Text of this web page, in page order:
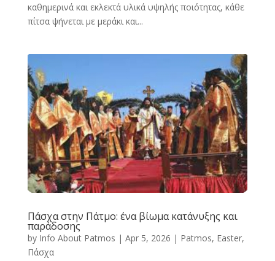
καθημερινά και εκλεκτά υλικά υψηλής ποιότητας, κάθε
πίτσα ψήνεται με μεράκι και...
Πάσχα στην Πάτμο: ένα βίωμα κατάνυξης και
παράδοσης
by Info About Patmos | Apr 5, 2026 | Patmos, Easter,
Πάσχα